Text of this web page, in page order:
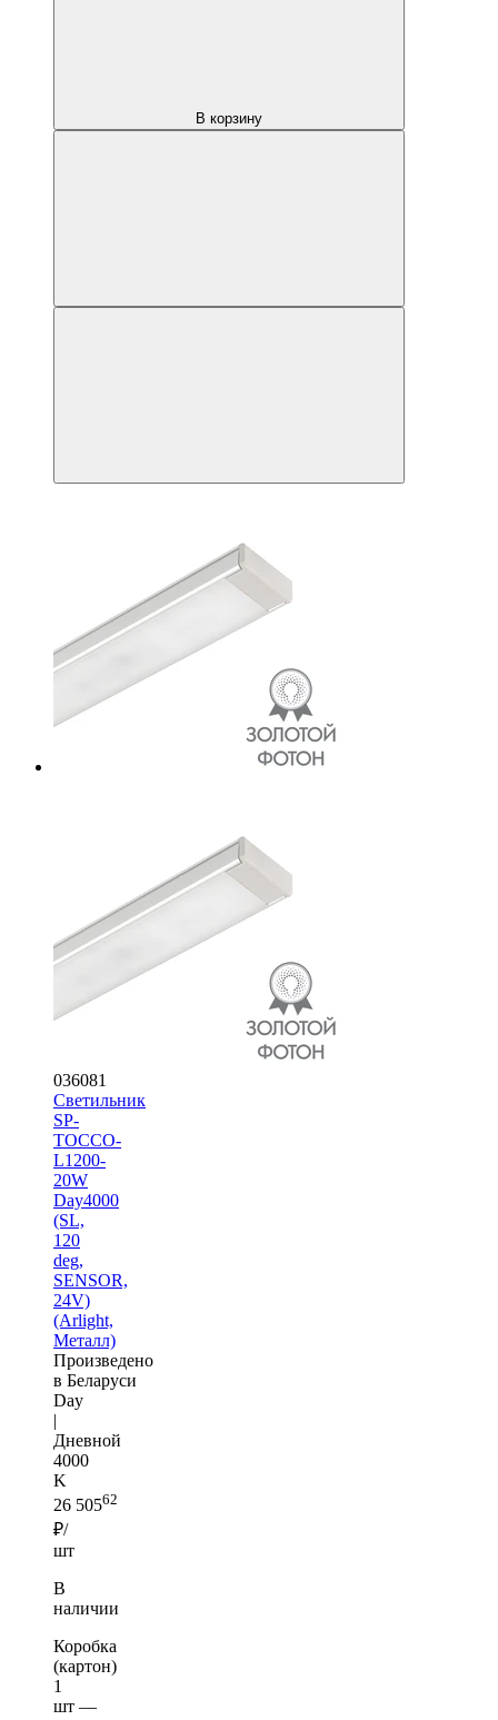
В корзину
036081
Светильник
SP-
TOCCO-
L1200-
20W
Day4000
(SL,
120
deg,
SENSOR,
24V)
(Arlight,
Металл)
Произведено
в Беларуси
Day
|
Дневной
4000
K
26 50562
₽/
шт
В
наличии
Коробка
(картон)
1
шт —